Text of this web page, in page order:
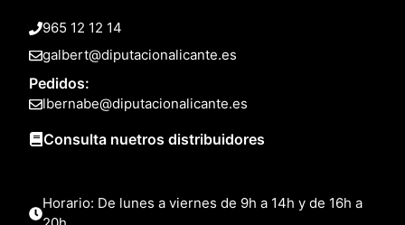
965 12 12 14
galbert@diputacionalicante.es
Pedidos:
lbernabe@diputacionalicante.es
Consulta nuetros distribuidores
Horario: De lunes a viernes de 9h a 14h y de 16h a